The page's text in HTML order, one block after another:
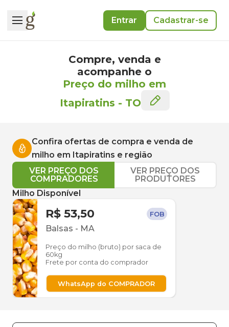
Entrar Cadastrar-se
Compre, venda e
acompanhe o
Preço do milho em
Itapiratins - TO
Confira ofertas de compra e venda de
milho em Itapiratins e região
VER PREÇO DOS
COMPRADORES
VER PREÇO DOS
PRODUTORES
Milho Disponível
R$ 53,50 FOB
Balsas - MA
Preço do milho (bruto) por saca de
60kg
Frete por conta do comprador
WhatsApp do COMPRADOR